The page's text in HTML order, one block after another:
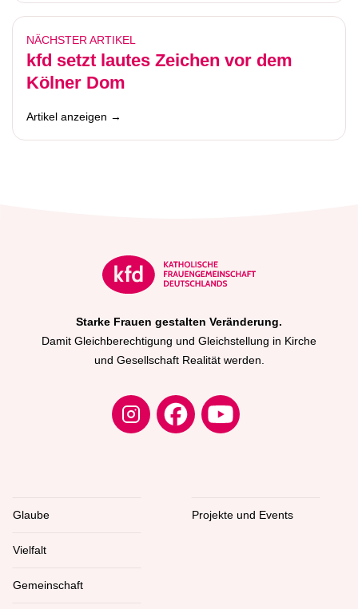
NÄCHSTER ARTIKEL
kfd setzt lautes Zeichen vor dem
Kölner Dom
Artikel anzeigen →
Starke Frauen gestalten Veränderung.
Damit Gleichberechtigung und Gleichstellung in Kirche
und Gesellschaft Realität werden.
Glaube
Vielfalt
Gemeinschaft
Projekte und Events